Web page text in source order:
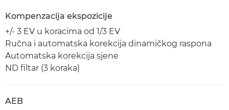
Kompenzacija ekspozicije
+/- 3 EV u koracima od 1/3 EV
Ručna i automatska korekcija dinamičkog raspona
Automatska korekcija sjene
ND filtar (3 koraka)
AEB